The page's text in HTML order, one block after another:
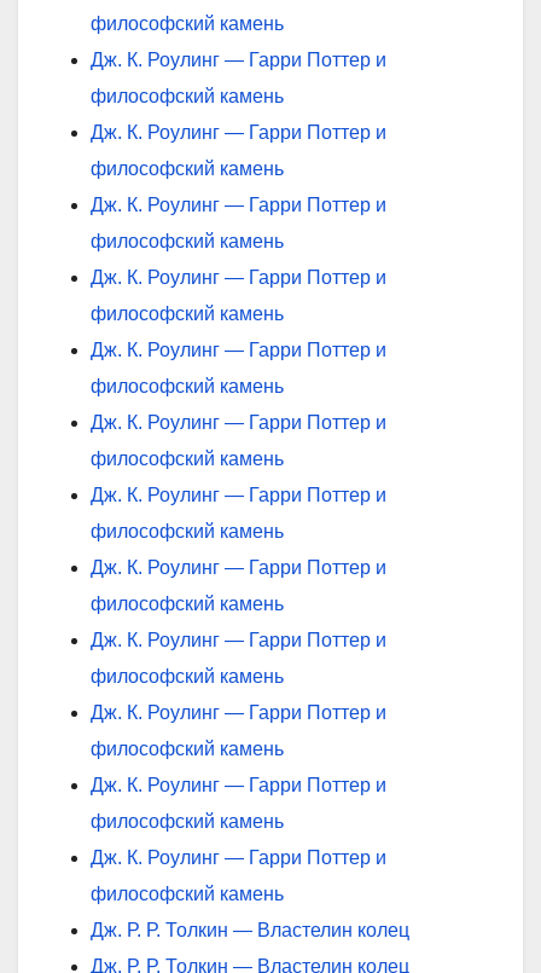
философский камень
Дж. К. Роулинг — Гарри Поттер и
философский камень
Дж. К. Роулинг — Гарри Поттер и
философский камень
Дж. К. Роулинг — Гарри Поттер и
философский камень
Дж. К. Роулинг — Гарри Поттер и
философский камень
Дж. К. Роулинг — Гарри Поттер и
философский камень
Дж. К. Роулинг — Гарри Поттер и
философский камень
Дж. К. Роулинг — Гарри Поттер и
философский камень
Дж. К. Роулинг — Гарри Поттер и
философский камень
Дж. К. Роулинг — Гарри Поттер и
философский камень
Дж. К. Роулинг — Гарри Поттер и
философский камень
Дж. К. Роулинг — Гарри Поттер и
философский камень
Дж. К. Роулинг — Гарри Поттер и
философский камень
Дж. Р. Р. Толкин — Властелин колец
Дж. Р. Р. Толкин — Властелин колец